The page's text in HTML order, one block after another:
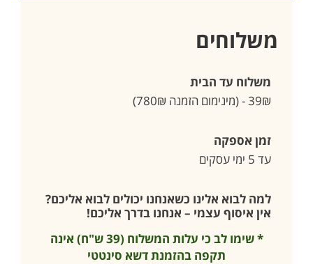
משלוחים
משלוח עד הבית
39₪ - (מינימום הזמנה 780₪)
זמן אספקה
עד 5 ימי עסקים
למה לבוא אלינו כשאנחנו יכולים לבוא אליכם?
אין איסוף עצמי – אנחנו בדרך אליכם!
* שימו לב כי עלות המשלוח (39 ש"ח) אינה
תקפה בהזמנת דשא סינטטי